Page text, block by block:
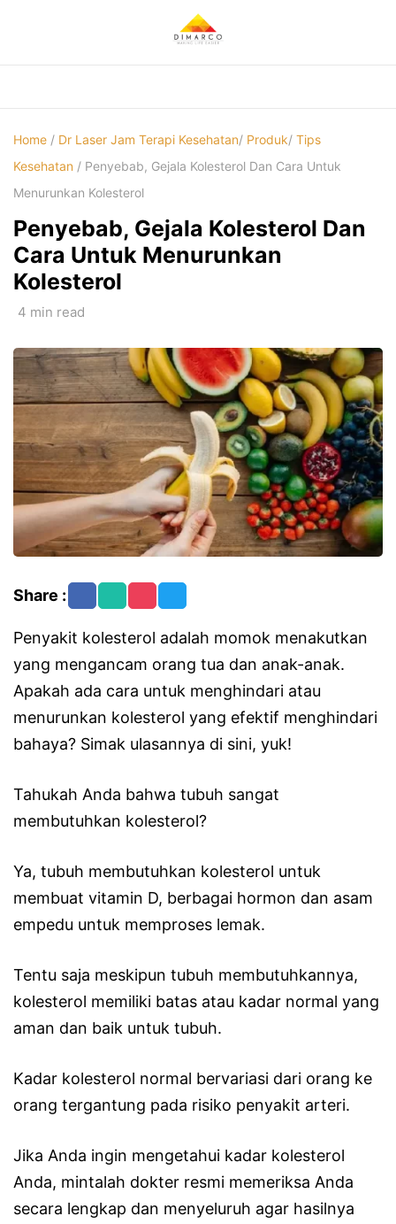
Home / Dr Laser Jam Terapi Kesehatan/ Produk/ Tips
Kesehatan / Penyebab, Gejala Kolesterol Dan Cara Untuk
Menurunkan Kolesterol
Penyebab, Gejala Kolesterol Dan
Cara Untuk Menurunkan
Kolesterol
4 min read
Share :
Penyakit kolesterol adalah momok menakutkan
yang mengancam orang tua dan anak-anak.
Apakah ada cara untuk menghindari atau
menurunkan kolesterol yang efektif menghindari
bahaya? Simak ulasannya di sini, yuk!
Tahukah Anda bahwa tubuh sangat
membutuhkan kolesterol?
Ya, tubuh membutuhkan kolesterol untuk
membuat vitamin D, berbagai hormon dan asam
empedu untuk memproses lemak.
Tentu saja meskipun tubuh membutuhkannya,
kolesterol memiliki batas atau kadar normal yang
aman dan baik untuk tubuh.
Kadar kolesterol normal bervariasi dari orang ke
orang tergantung pada risiko penyakit arteri.
Jika Anda ingin mengetahui kadar kolesterol
Anda, mintalah dokter resmi memeriksa Anda
secara lengkap dan menyeluruh agar hasilnya